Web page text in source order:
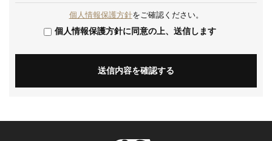
個人情報保護方針をご確認ください。
個人情報保護方針に同意の上、送信します
送信内容を確認する